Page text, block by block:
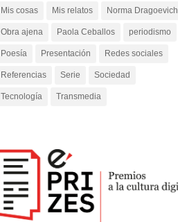
Mis cosas Mis relatos Norma Dragoevich
Obra ajena Paola Ceballos periodismo
Poesía Presentación Redes sociales
Referencias Serie Sociedad
Tecnología Transmedia